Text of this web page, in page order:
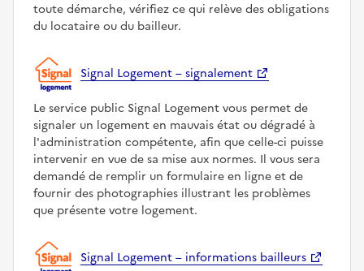
toute démarche, vérifiez ce qui relève des obligations
du locataire ou du bailleur.
Signal Logement – signalement
Le service public Signal Logement vous permet de
signaler un logement en mauvais état ou dégradé à
l'administration compétente, afin que celle-ci puisse
intervenir en vue de sa mise aux normes. Il vous sera
demandé de remplir un formulaire en ligne et de
fournir des photographies illustrant les problèmes
que présente votre logement.
Signal Logement – informations bailleurs